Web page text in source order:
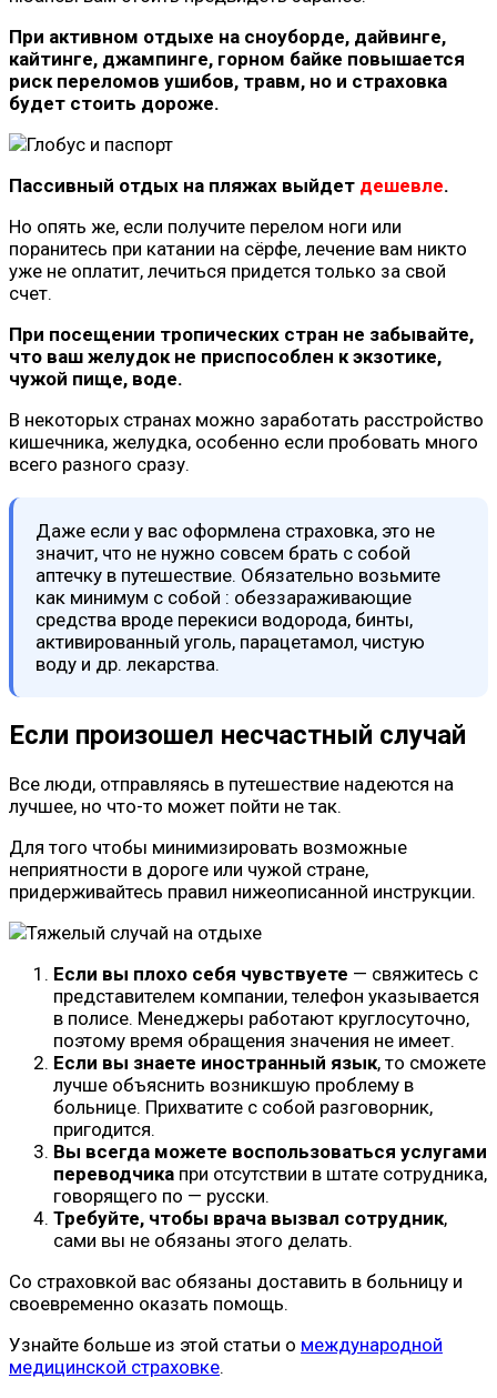
При активном отдыхе на сноуборде, дайвинге,
кайтинге, джампинге, горном байке повышается
риск переломов ушибов, травм, но и страховка
будет стоить дороже.
Пассивный отдых на пляжах выйдет дешевле.
Но опять же, если получите перелом ноги или
поранитесь при катании на сёрфе, лечение вам никто
уже не оплатит, лечиться придется только за свой
счет.
При посещении тропических стран не забывайте,
что ваш желудок не приспособлен к экзотике,
чужой пище, воде.
В некоторых странах можно заработать расстройство
кишечника, желудка, особенно если пробовать много
всего разного сразу.
Даже если у вас оформлена страховка, это не
значит, что не нужно совсем брать с собой
аптечку в путешествие. Обязательно возьмите
как минимум с собой : обеззараживающие
средства вроде перекиси водорода, бинты,
активированный уголь, парацетамол, чистую
воду и др. лекарства.
Если произошел несчастный случай
Все люди, отправляясь в путешествие надеются на
лучшее, но что-то может пойти не так.
Для того чтобы минимизировать возможные
неприятности в дороге или чужой стране,
придерживайтесь правил нижеописанной инструкции.
Если вы плохо себя чувствуете — свяжитесь с
представителем компании, телефон указывается
в полисе. Менеджеры работают круглосуточно,
поэтому время обращения значения не имеет.
Если вы знаете иностранный язык, то сможете
лучше объяснить возникшую проблему в
больнице. Прихватите с собой разговорник,
пригодится.
Вы всегда можете воспользоваться услугами
переводчика при отсутствии в штате сотрудника,
говорящего по — русски.
Требуйте, чтобы врача вызвал сотрудник,
сами вы не обязаны этого делать.
Со страховкой вас обязаны доставить в больницу и
своевременно оказать помощь.
Узнайте больше из этой статьи о международной
медицинской страховке.